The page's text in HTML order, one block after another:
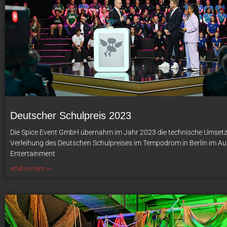
Deutscher Schulpreis 2023
Die Spice Event GmbH übernahm im Jahr 2023 die technische
Verleihung des Deutschen Schulpreises im Tempodrom in Berlin im
Entertainment
erfahre mehr >>